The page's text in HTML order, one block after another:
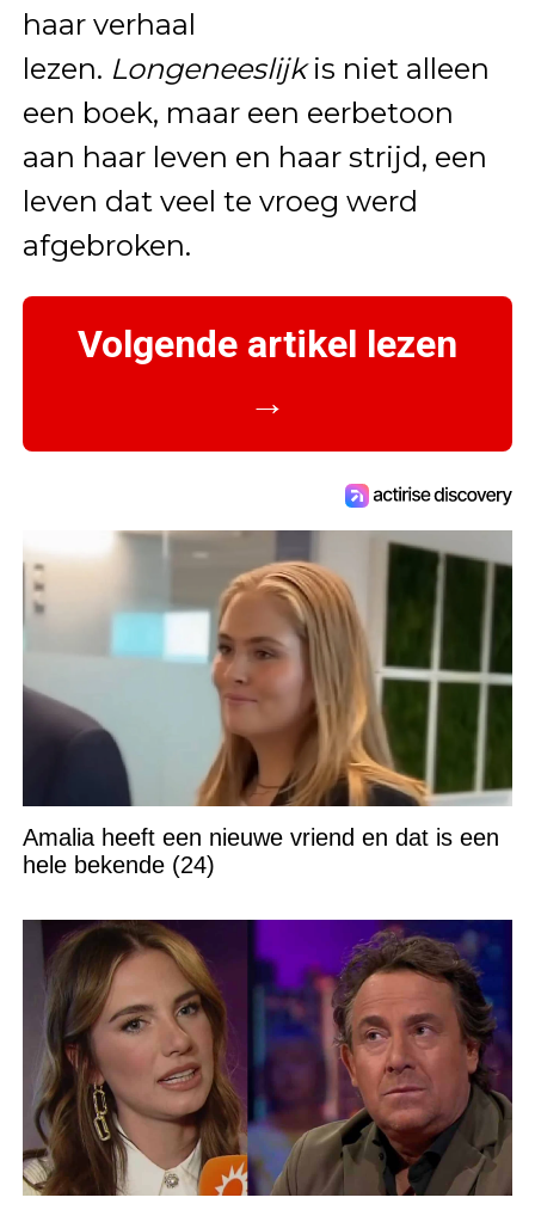
haar verhaal
lezen. Longeneeslijkis niet alleen
een boek, maar een eerbetoon
aan haar leven en haar strijd, een
leven dat veel te vroeg werd
afgebroken.
Volgende artikel lezen
→
Amalia heeft een nieuwe vriend en dat is een
hele bekende (24)